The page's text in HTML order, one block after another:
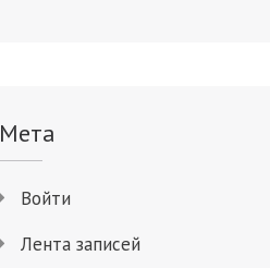
Мета
Войти
Лента записей